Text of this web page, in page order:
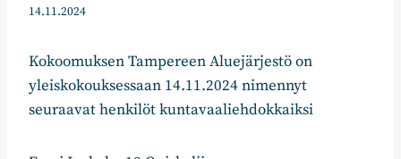
14.11.2024
Kokoomuksen Tampereen Aluejärjestö on
yleiskokouksessaan 14.11.2024 nimennyt
seuraavat henkilöt kuntavaaliehdokkaiksi